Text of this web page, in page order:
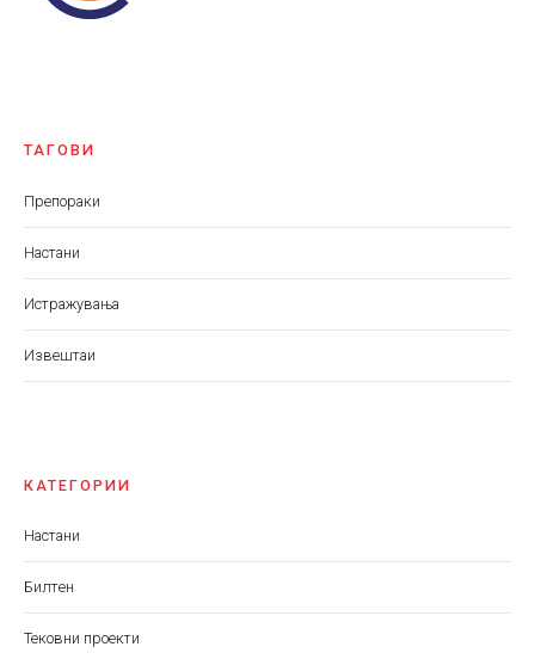
ТАГОВИ
Препораки
Настани
Истражувања
Извештаи
КАТЕГОРИИ
Настани
Билтен
Тековни проекти